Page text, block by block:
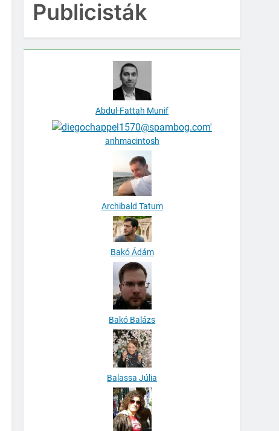
Publicisták
Abdul-Fattah Munif
anhmacintosh
Archibald Tatum
Bakó Ádám
Bakó Balázs
Balassa Júlia